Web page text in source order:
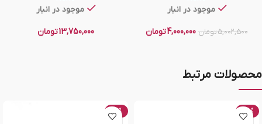
موجود در انبار
5,002,500تومان 4,000,000تومان
موجود در انبار
13,750,000تومان
محصولات مرتبط
-58%
-50%